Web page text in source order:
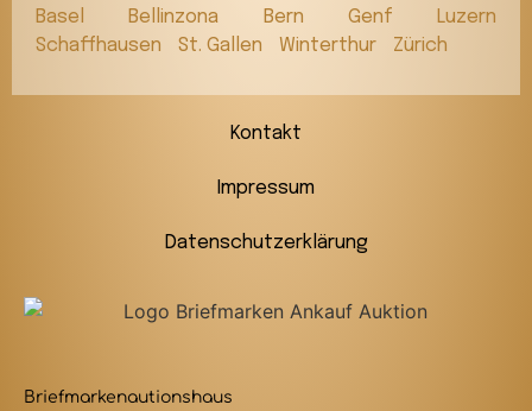
Basel Bellinzona Bern Genf
Luzern
Schaffhausen
St. Gallen Winterthur Zürich
Kontakt
Impressum
Datenschutzerklärung
Briefmarkenautionshaus